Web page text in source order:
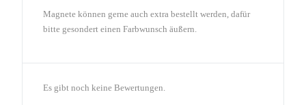
Magnete können gerne auch extra bestellt werden, dafür
bitte gesondert einen Farbwunsch äußern.
Es gibt noch keine Bewertungen.